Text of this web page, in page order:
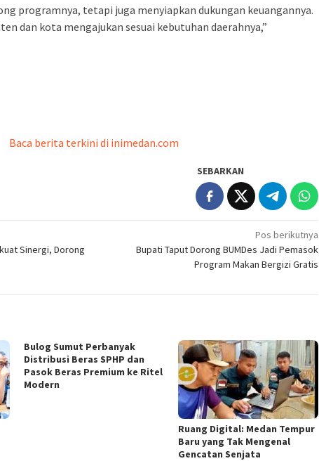
programnya, tetapi juga menyiapkan dukungan keuangannya.
dan kota mengajukan sesuai kebutuhan daerahnya,”
Baca berita terkini di inimedan.com
SEBARKAN
Sinergi, Dorong
Pos berikutnya
Bupati Taput Dorong BUMDes Jadi Pemasok
Program Makan Bergizi Gratis
Bulog Sumut Perbanyak
Distribusi Beras SPHP dan
Pasok Beras Premium ke Ritel
Modern
Ruang Digital: Medan Tempur
Baru yang Tak Mengenal
Gencatan Senjata